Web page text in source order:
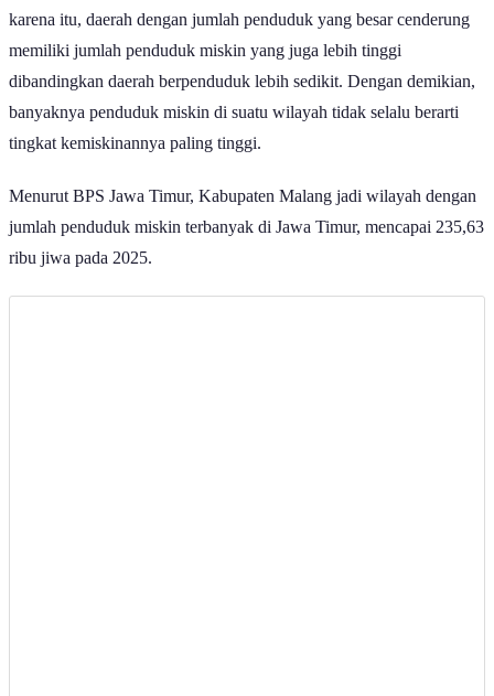
karena itu, daerah dengan jumlah penduduk yang besar cenderung
memiliki jumlah penduduk miskin yang juga lebih tinggi
dibandingkan daerah berpenduduk lebih sedikit. Dengan demikian,
banyaknya penduduk miskin di suatu wilayah tidak selalu berarti
tingkat kemiskinannya paling tinggi.
Menurut BPS Jawa Timur, Kabupaten Malang jadi wilayah dengan
jumlah penduduk miskin terbanyak di Jawa Timur, mencapai 235,63
ribu jiwa pada 2025.